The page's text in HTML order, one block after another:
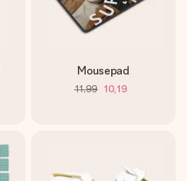
Mousepad
11,99 10,19